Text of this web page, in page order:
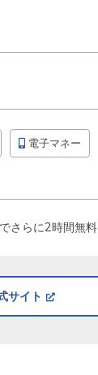
電子マネー
さらに2時間無料
サイト